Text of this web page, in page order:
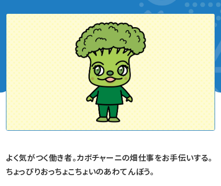
よく気がつく働き者。カボチャーニの畑仕事をお手伝いする。
ちょっぴりおっちょこちょいのあわてんぼう。